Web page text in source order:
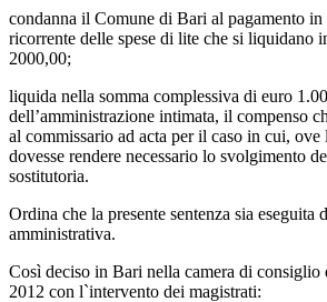
condanna il Comune di Bari al pagamento
ricorrente delle spese di lite che si liquidano
2000,00;
liquida nella somma complessiva di euro
dell’amministrazione intimata, il compenso
al commissario ad acta per il caso in cui, ove
dovesse rendere necessario lo svolgimento
sostitutoria.
Ordina che la presente sentenza sia eseguita
amministrativa.
Così deciso in Bari nella camera di consiglio
2012 con l`intervento dei magistrati: